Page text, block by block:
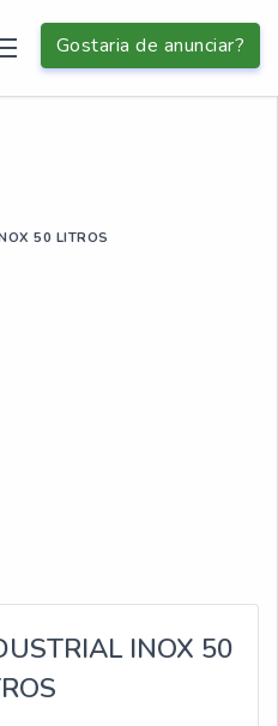
Gostaria de anunciar?
50 LITROS
INOX 50